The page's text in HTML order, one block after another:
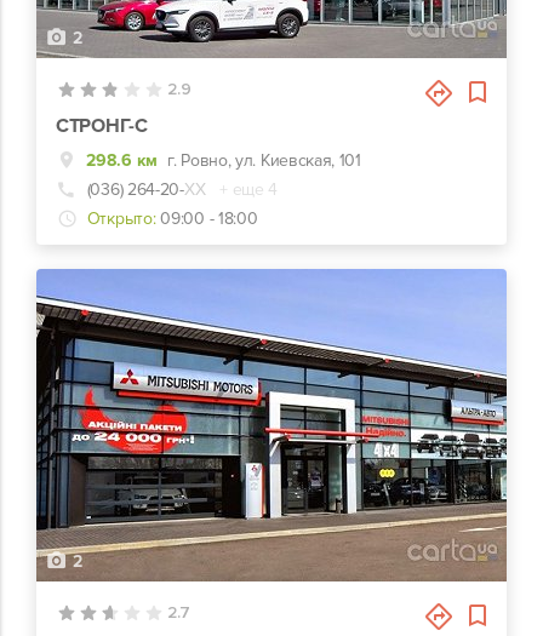
2
2.9
СТРОНГ-С
298.6 км г. Ровно, ул. Киевская, 101
(036) 264-20-ХХ
+ еще 4
Открыто: 09:00 - 18:00
2
2.7